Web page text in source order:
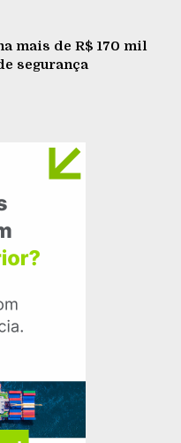
mais de R$ 170 mil
segurança